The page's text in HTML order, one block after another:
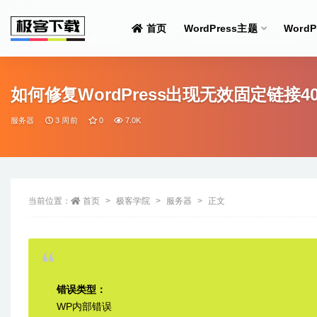
首页 WordPress主题
如何修复WordPress出现无效固定链接
服务器 3 周前 0 7.0K
当前位置： 首页 极客学院 服务器 正文
错误类型：
WP内部错误